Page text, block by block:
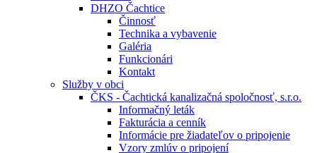
DHZO Čachtice
Činnosť
Technika a vybavenie
Galéria
Funkcionári
Kontakt
Služby v obci
ČKS - Čachtická kanalizačná spoločnosť, s.r.o.
Informačný leták
Fakturácia a cenník
Informácie pre žiadateľov o pripojenie
Vzory zmlúv o pripojení